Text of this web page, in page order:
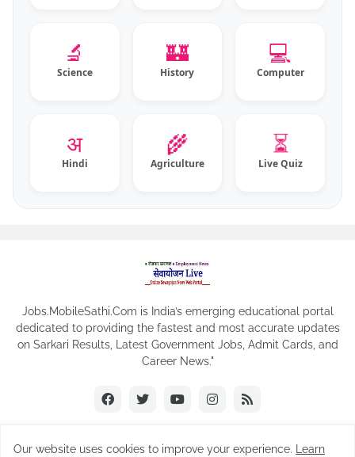
🔬
Science
🏰
History
💻
Computer
अ
Hindi
🌾
Agriculture
⏳
Live Quiz
Jobs.MobileSathi.Com is India’s emerging educational portal
dedicated to providing the fastest and most accurate updates
on Sarkari Results, Latest Government Jobs, Admit Cards, and
Career News."
Our website uses cookies to improve your experience. Learn